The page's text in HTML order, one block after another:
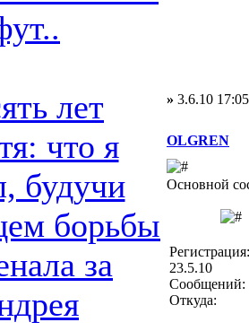
лет
что я
будучи
борьбы
за
» 3.6.10 17:05
OLGREN
Основной
Регистрация:
23.5.10
Сообщений:
Откуда: